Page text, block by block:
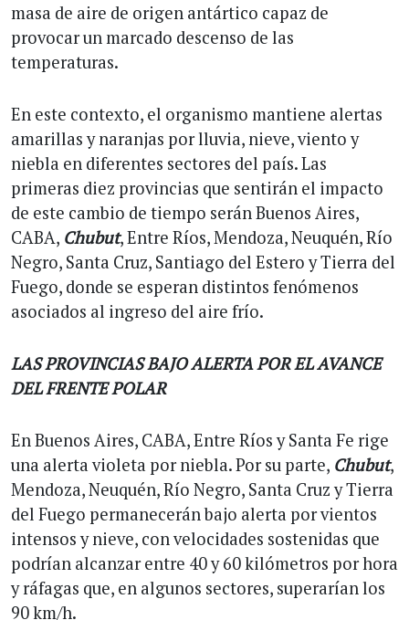
masa de aire de origen antártico capaz de
provocar un marcado descenso de las
temperaturas.
En este contexto, el organismo mantiene alertas
amarillas y naranjas por lluvia, nieve, viento y
niebla en diferentes sectores del país. Las
primeras diez provincias que sentirán el impacto
de este cambio de tiempo serán Buenos Aires,
CABA, Chubut, Entre Ríos, Mendoza, Neuquén, Río
Negro, Santa Cruz, Santiago del Estero y Tierra del
Fuego, donde se esperan distintos fenómenos
asociados al ingreso del aire frío.
LAS PROVINCIAS BAJO ALERTA POR EL AVANCE
DEL FRENTE POLAR
En Buenos Aires, CABA, Entre Ríos y Santa Fe rige
una alerta violeta por niebla. Por su parte, Chubut,
Mendoza, Neuquén, Río Negro, Santa Cruz y Tierra
del Fuego permanecerán bajo alerta por vientos
intensos y nieve, con velocidades sostenidas que
podrían alcanzar entre 40 y 60 kilómetros por hora
y ráfagas que, en algunos sectores, superarían los
90 km/h.